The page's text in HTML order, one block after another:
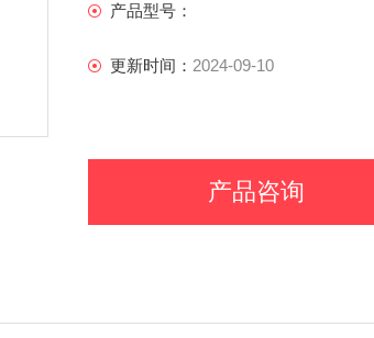
产品型号：
更新时间： 2024-09-10
产品咨询